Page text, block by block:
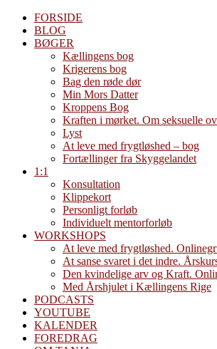
FORSIDE
BLOG
BØGER
Kællingens bog
Krigerens bog
Bag den røde dør
Min Mors Datter
Kroppens Bog
Kraften i mørket. Om seksuelle
Lyst
At leve med frygtløshed – bog
Fortællinger fra Skyggelandet
1:1
Konsultation
Klippekort
Personligt forløb
Individuelt mentorforløb
WORKSHOPS
At leve med frygtløshed.
At sanse svaret i det indre.
Den kvindelige arv og Kraft.
Med Årshjulet i Kællingens Rige
PODCASTS
YOUTUBE
KALENDER
FOREDRAG